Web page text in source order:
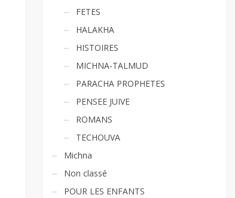
FETES
HALAKHA
HISTOIRES
MICHNA-TALMUD
PARACHA PROPHETES
PENSEE JUIVE
ROMANS
TECHOUVA
Michna
Non classé
POUR LES ENFANTS